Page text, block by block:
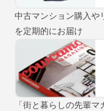
中古マンション購入や
を定期的にお届け
「街と暮らしの先輩